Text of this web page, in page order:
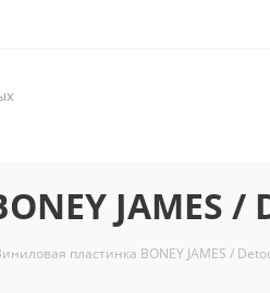
JAMES /
пластинка BONEY JAMES /